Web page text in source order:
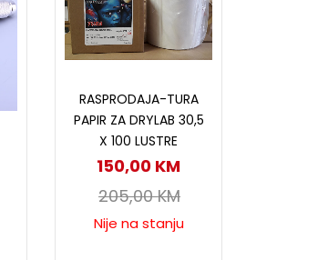
RASPRODAJA-TURA
PAPIR ZA DRYLAB 30,5
X 100 LUSTRE
150,00 KM
205,00KM
Nije na stanju